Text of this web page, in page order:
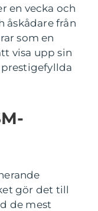
en vecka och
åskådare från
som en
visa upp sin
gör det till
de mest